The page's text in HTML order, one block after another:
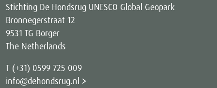
Stichting De Hondsrug UNESCO Global Geopark
Bronnegerstraat 12
9531 TG Borger
The Netherlands
T (+31) 0599 725 009
info@dehondsrug.nl